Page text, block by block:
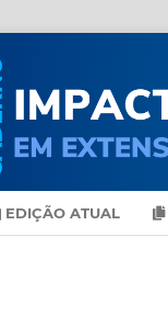
EDIÇÃO ATUAL